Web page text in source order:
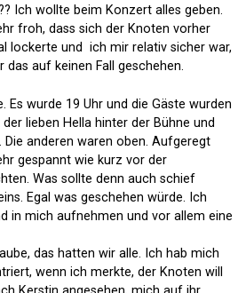
Ich wollte beim Konzert alles geben.
froh, dass sich der Knoten vorher
lockerte und ich mir relativ sicher war,
auf keinen Fall geschehen.
Es wurde 19 Uhr und die Gäste wurden
lieben Hella hinter der Bühne und
anderen waren oben. Aufgeregt
gespannt wie kurz vor der
Was sollte denn auch schief
Egal was geschehen würde. Ich
in mich aufnehmen und vor allem eine
das hatten wir alle. Ich hab mich
wenn ich merkte, der Knoten will